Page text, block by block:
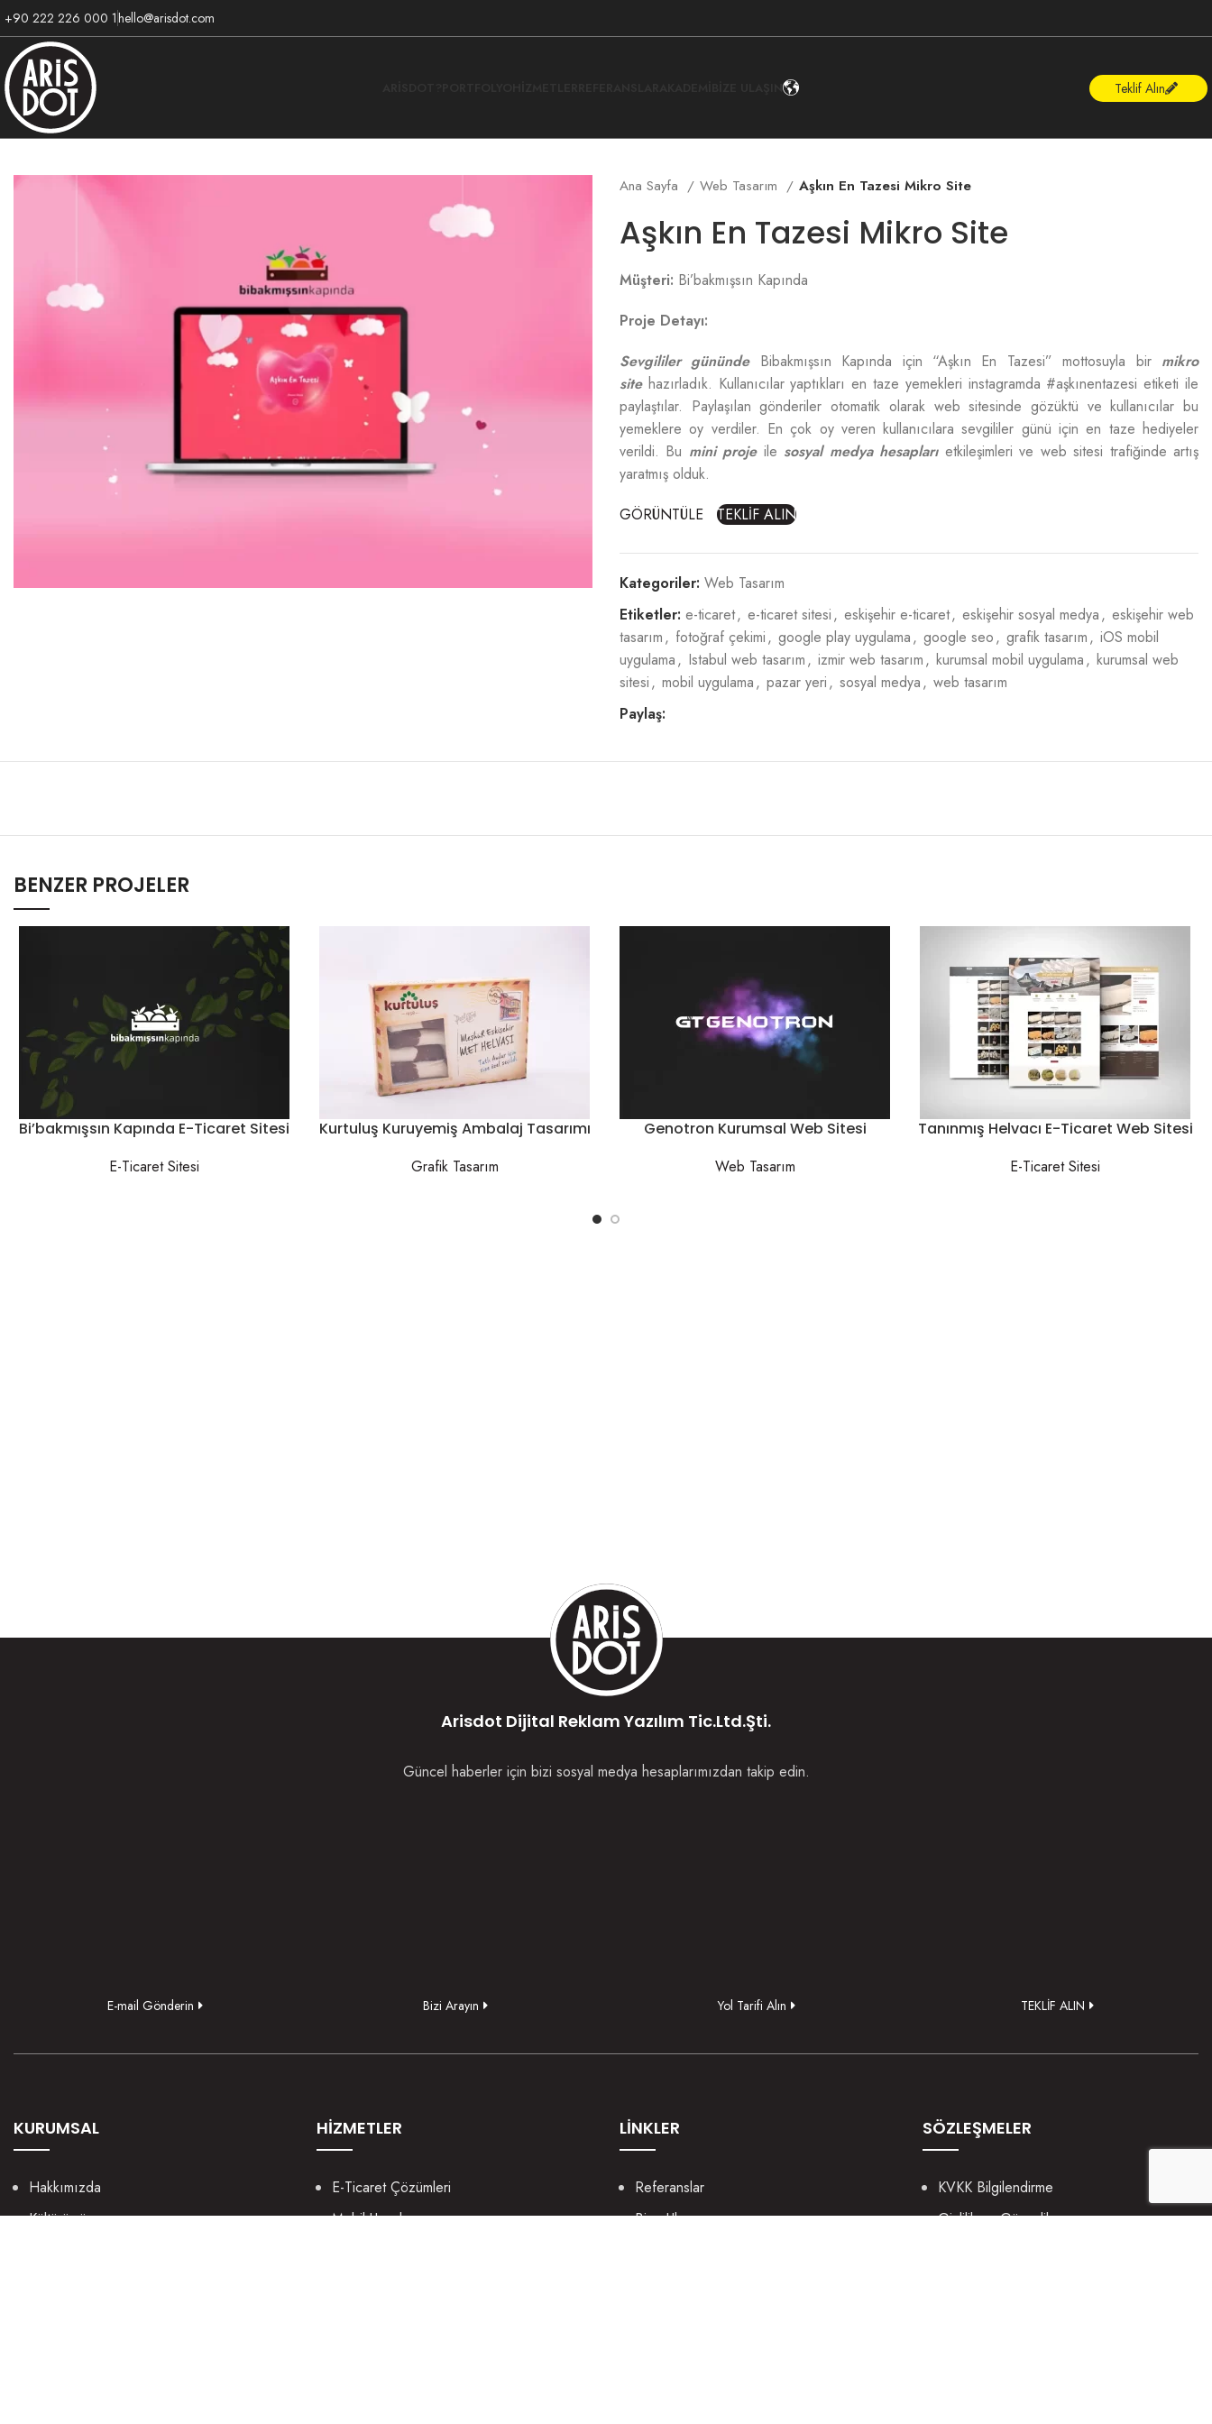
+90 222 226 000 1hello@arisdot.com
Teklif Alın
Ana Sayfa Web Tasarım Aşkın En Tazesi Mikro Site
Aşkın En Tazesi Mikro Site
Müşteri: Bi’bakmışsın Kapında
Proje Detayı:
Sevgililer günündeBibakmışsın Kapında için “Aşkın En Tazesi” mottosuyla bir mikro
sitehazırladık. Kullanıcılar yaptıkları en taze yemekleri instagramda #aşkınentazesi etiketi ile
paylaştılar. Paylaşılan gönderiler otomatik olarak web sitesinde gözüktü ve kullanıcılar bu
yemeklere oy verdiler. En çok oy veren kullanıcılara sevgililer günü için en taze hediyeler
verildi. Bu mini proje ile sosyal medya hesaplarıetkileşimleri ve web sitesi trafiğinde artış
yaratmış olduk.
GÖRÜNTÜLE
TEKLİF ALIN
Kategoriler: Web Tasarım
Etiketler: e-ticaret, e-ticaret sitesi, eskişehir e-ticaret, eskişehir sosyal medya, eskişehir web
tasarım, fotoğraf çekimi, google play uygulama, google seo, grafik tasarım, iOS mobil
uygulama, Istabul web tasarım, izmir web tasarım, kurumsal mobil uygulama, kurumsal web
sitesi, mobil uygulama, pazar yeri, sosyal medya, web tasarım
Paylaş:
BENZER PROJELER
Bi’bakmışsın Kapında E-Ticaret Sitesi
E-Ticaret Sitesi
Kurtuluş Kuruyemiş Ambalaj Tasarımı
Grafik Tasarım
Genotron Kurumsal Web Sitesi
Web Tasarım
Tanınmış Helvacı E-Ticaret Web Sitesi
E-Ticaret Sitesi
Arisdot Dijital Reklam Yazılım Tic.Ltd.Şti.
Güncel haberler için bizi sosyal medya hesaplarımızdan takip edin.
E-mail Gönderin Bizi Arayın Yol Tarifi Alın TEKLİF ALIN
KURUMSAL
Hakkımızda
Kültürümüz
HİZMETLER
E-Ticaret Çözümleri
Mobil Uygulama
LİNKLER
Referanslar
Bize Ulaşın
SÖZLEŞMELER
KVKK Bilgilendirme
Gizlilik ve Güvenlik